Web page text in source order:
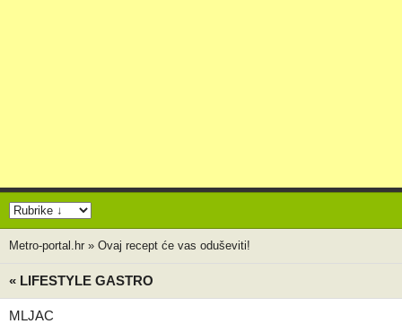
Metro-portal.hr » Ovaj recept će vas oduševiti!
« LIFESTYLE GASTRO
MLJAC